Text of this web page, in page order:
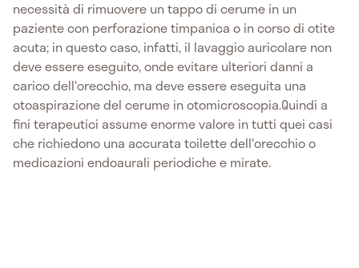
necessità di rimuovere un tappo di cerume in un
paziente con perforazione timpanica o in corso di otite
acuta; in questo caso, infatti, il lavaggio auricolare non
deve essere eseguito, onde evitare ulteriori danni a
carico dell'orecchio, ma deve essere eseguita una
otoaspirazione del cerume in otomicroscopia.Quindi a
fini terapeutici assume enorme valore in tutti quei casi
che richiedono una accurata toilette dell'orecchio o
medicazioni endoaurali periodiche e mirate.